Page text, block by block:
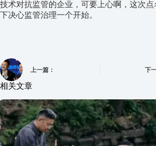
技术对抗监管的企业，可要上心啊，这次
下决心监管治理一个开始。
上一篇： 下
相关文章